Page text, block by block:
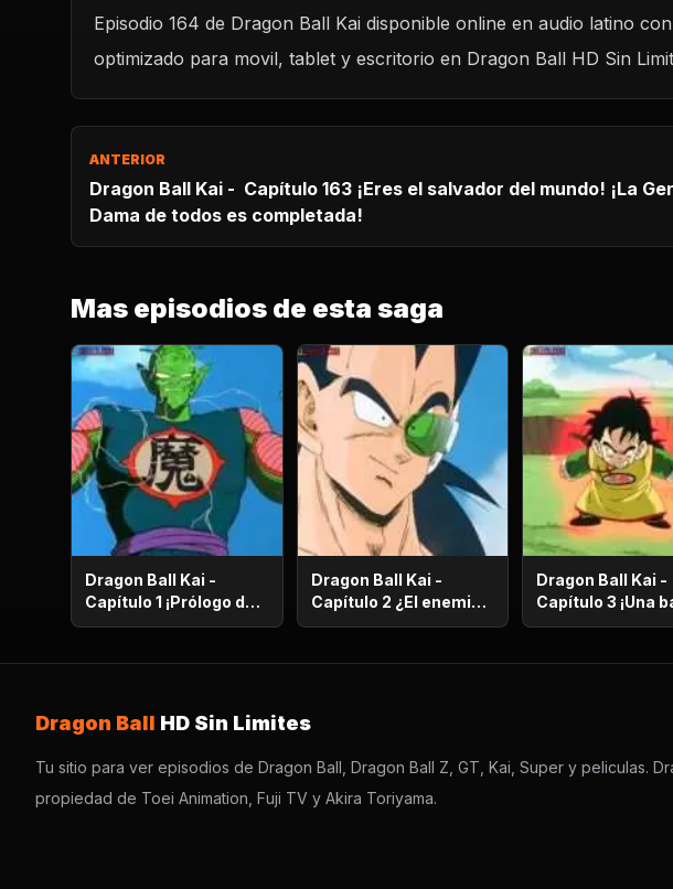
Episodio 164 de Dragon Ball Kai disponible online en audio latino
optimizado para movil, tablet y escritorio en Dragon Ball HD Sin
ANTERIOR
Dragon Ball Kai - Capítulo 163 ¡Eres el salvador del mundo! ¡La Genki-
Dama de todos es completada!
Mas episodios de esta saga
Dragon Ball Kai -
Capítulo 1 ¡Prólogo de
batalla! ¡El regreso de
Dragon Ball Kai -
Capítulo 2 ¿El enemigo
es el hermano mayor
de los poderosos
Dragon Ball Kai -
Capítulo 3 ¡Una
de vida o muerte!
de Gokú y Pikoro!
Dragon Ball HD Sin Limites
Tu sitio para ver episodios de Dragon Ball, Dragon Ball Z, GT, Kai, Super y peliculas.
propiedad de Toei Animation, Fuji TV y Akira Toriyama.